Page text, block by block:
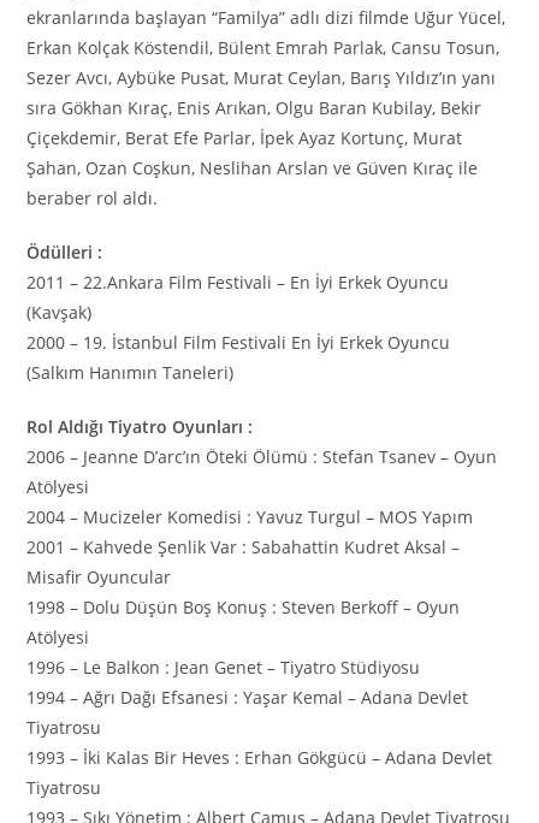
ekranlarında başlayan “Familya” adlı dizi filmde Uğur Yücel,
Erkan Kolçak Köstendil, Bülent Emrah Parlak, Cansu Tosun,
Sezer Avcı, Aybüke Pusat, Murat Ceylan, Barış Yıldız’ın yanı
sıra Gökhan Kıraç, Enis Arıkan, Olgu Baran Kubilay, Bekir
Çiçekdemir, Berat Efe Parlar, İpek Ayaz Kortunç, Murat
Şahan, Ozan Coşkun, Neslihan Arslan ve Güven Kıraç ile
beraber rol aldı.
Ödülleri :
2011 – 22.Ankara Film Festivali – En İyi Erkek Oyuncu
(Kavşak)
2000 – 19. İstanbul Film Festivali En İyi Erkek Oyuncu
(Salkım Hanımın Taneleri)
Rol Aldığı Tiyatro Oyunları :
2006 – Jeanne D’arc’ın Öteki Ölümü : Stefan Tsanev – Oyun
Atölyesi
2004 – Mucizeler Komedisi : Yavuz Turgul – MOS Yapım
2001 – Kahvede Şenlik Var : Sabahattin Kudret Aksal –
Misafir Oyuncular
1998 – Dolu Düşün Boş Konuş : Steven Berkoff – Oyun
Atölyesi
1996 – Le Balkon : Jean Genet – Tiyatro Stüdiyosu
1994 – Ağrı Dağı Efsanesi : Yaşar Kemal – Adana Devlet
Tiyatrosu
1993 – İki Kalas Bir Heves : Erhan Gökgücü – Adana Devlet
Tiyatrosu
1993 – Sıkı Yönetim : Albert Camus – Adana Devlet Tiyatrosu